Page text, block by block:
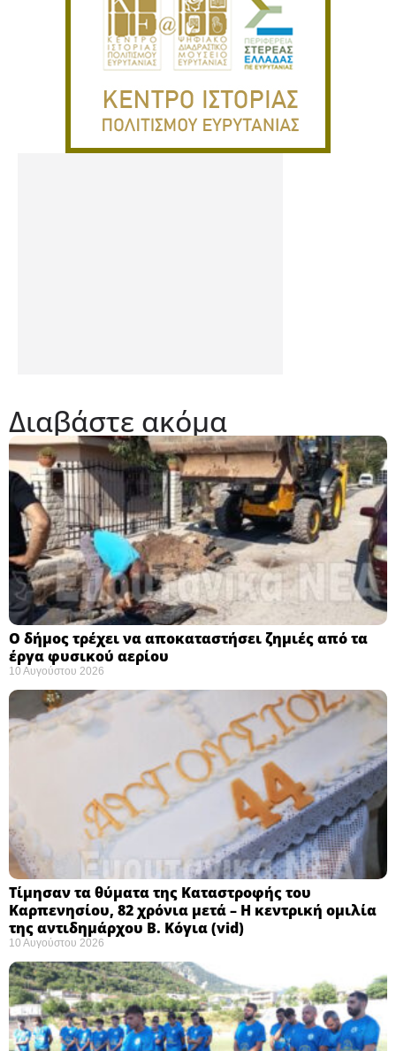
Διαβάστε ακόμα
Ο δήμος τρέχει να αποκαταστήσει ζημιές από τα
έργα φυσικού αερίου
10 Αυγούστου 2026
Τίμησαν τα θύματα της Καταστροφής του
Καρπενησίου, 82 χρόνια μετά – Η κεντρική ομιλία
της αντιδημάρχου Β. Κόγια (vid)
10 Αυγούστου 2026